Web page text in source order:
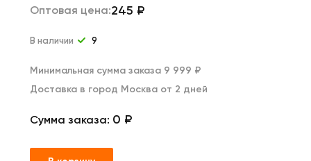
Оптовая цена:245 ₽
В наличии 9
Минимальная сумма заказа 9 999 ₽
Доставка в город Москва от 2 дней
Сумма заказа: 0 ₽